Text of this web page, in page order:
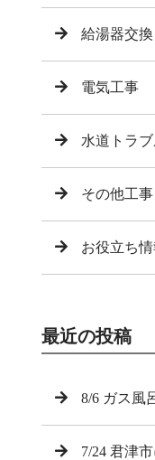
給湯器交換
電気工事
水道トラ
その他工事
お役立ち情
最近の投稿
8/6 ガス風
7/24 君津